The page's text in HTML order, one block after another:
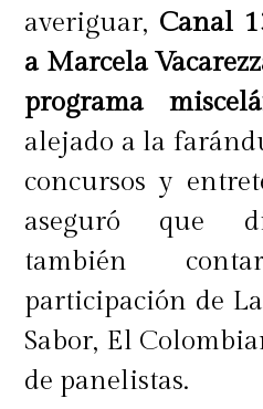
averiguar, Canal
a Marcela
programa
alejado a la
concursos y
aseguró que
también
participación de
Sabor, El
de panelistas.